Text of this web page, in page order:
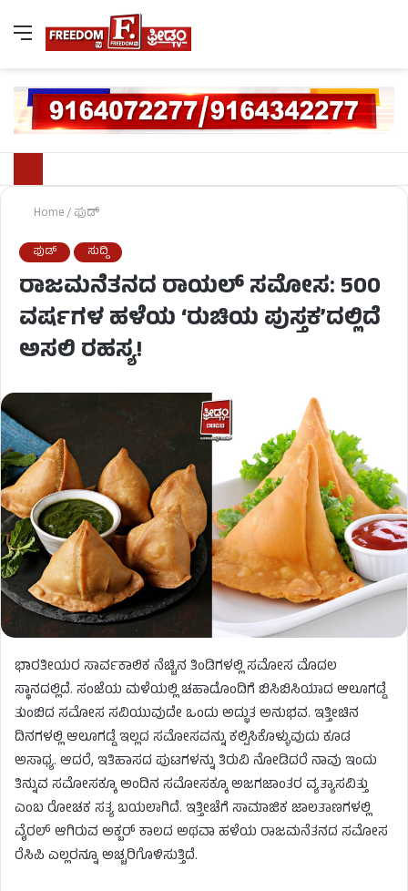
Home/ಫುಡ್​​
ಫುಡ್​​ ಸುದ್ದಿ
ರಾಜಮನೆತನದ ರಾಯಲ್ ಸಮೋಸ: 500
ವರ್ಷಗಳ ಹಳೆಯ ‘ರುಚಿಯ ಪುಸ್ತಕ’ದಲ್ಲಿದೆ
ಅಸಲಿ ರಹಸ್ಯ!
ಭಾರತೀಯರ ಸಾರ್ವಕಾಲಿಕ ನೆಚ್ಚಿನ ತಿಂಡಿಗಳಲ್ಲಿ ಸಮೋಸ ಮೊದಲ
ಸ್ಥಾನದಲ್ಲಿದೆ. ಸಂಜೆಯ ಮಳೆಯಲ್ಲಿ ಚಹಾದೊಂದಿಗೆ ಬಿಸಿಬಿಸಿಯಾದ ಆಲೂಗಡ್ಡೆ
ತುಂಬಿದ ಸಮೋಸ ಸವಿಯುವುದೇ ಒಂದು ಅದ್ಭುತ ಅನುಭವ. ಇತ್ತೀಚಿನ
ದಿನಗಳಲ್ಲಿ ಆಲೂಗಡ್ಡೆ ಇಲ್ಲದ ಸಮೋಸವನ್ನು ಕಲ್ಪಿಸಿಕೊಳ್ಳುವುದು ಕೂಡ
ಅಸಾಧ್ಯ. ಆದರೆ, ಇತಿಹಾಸದ ಪುಟಗಳನ್ನು ತಿರುವಿ ನೋಡಿದರೆ ನಾವು ಇಂದು
ತಿನ್ನುವ ಸಮೋಸಕ್ಕೂ ಅಂದಿನ ಸಮೋಸಕ್ಕೂ ಅಜಗಜಾಂತರ ವ್ಯತ್ಯಾಸವಿತ್ತು
ಎಂಬ ರೋಚಕ ಸತ್ಯ ಬಯಲಾಗಿದೆ. ಇತ್ತೀಚೆಗೆ ಸಾಮಾಜಿಕ ಜಾಲತಾಣಗಳಲ್ಲಿ
ವೈರಲ್ ಆಗಿರುವ ಅಕ್ಬರ್ ಕಾಲದ ಅಥವಾ ಹಳೆಯ ರಾಜಮನೆತನದ ಸಮೋಸ
ರೆಸಿಪಿ ಎಲ್ಲರನ್ನೂ ಅಚ್ಚರಿಗೊಳಿಸುತ್ತಿದೆ.